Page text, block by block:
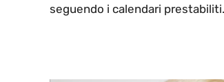
seguendo i calendari prestabiliti.